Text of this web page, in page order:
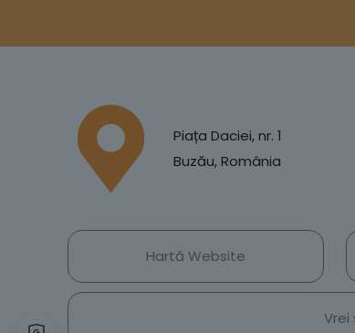
Piața Daciei, nr. 1
Buzău, România
Hartă Website